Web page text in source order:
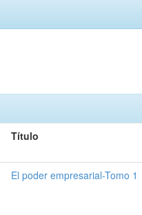
Título
El poder empresarial-Tomo 1